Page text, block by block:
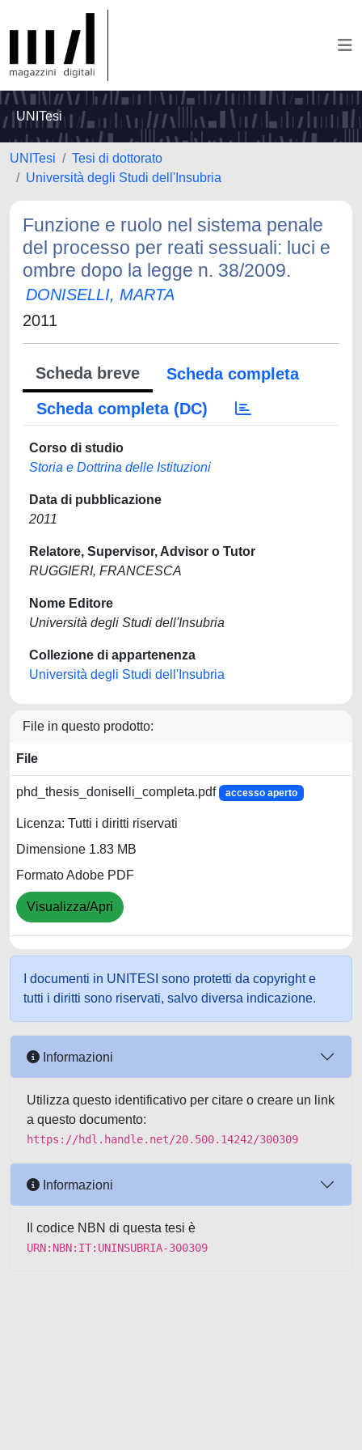
UNITesi
UNITesi
Tesi di dottorato
Università degli Studi dell'Insubria
Funzione e ruolo nel sistema penale
del processo per reati sessuali: luci e
ombre dopo la legge n. 38/2009.
DONISELLI, MARTA
2011
Scheda breve
Scheda completa
Scheda completa (DC)
Corso di studio
Storia e Dottrina delle Istituzioni
Data di pubblicazione
2011
Relatore, Supervisor, Advisor o Tutor
RUGGIERI, FRANCESCA
Nome Editore
Università degli Studi dell'Insubria
Collezione di appartenenza
Università degli Studi dell'Insubria
File in questo prodotto:
File
phd_thesis_doniselli_completa.pdf accesso aperto
Licenza: Tutti i diritti riservati
Dimensione 1.83 MB
Formato Adobe PDF
Visualizza/Apri
I documenti in UNITESI sono protetti da copyright e
tutti i diritti sono riservati, salvo diversa indicazione.
Informazioni
Utilizza questo identificativo per citare o creare un link
a questo documento:
https://hdl.handle.net/20.500.14242/300309
Informazioni
Il codice NBN di questa tesi è
URN:NBN:IT:UNINSUBRIA-300309